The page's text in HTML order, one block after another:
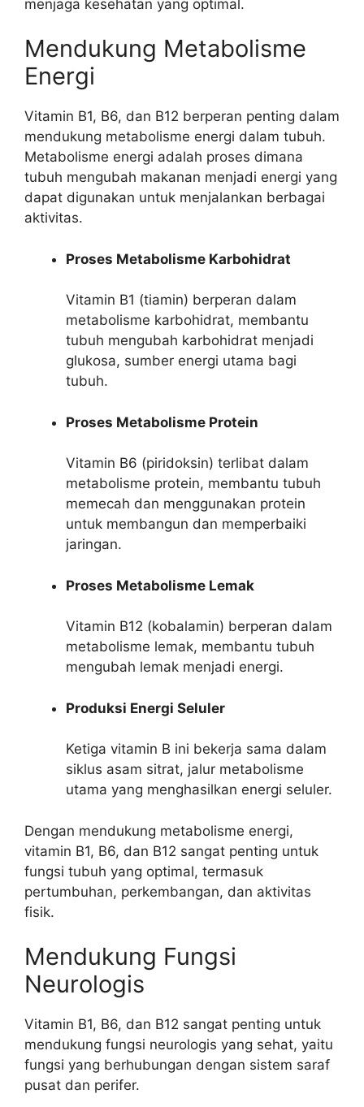
menjaga kesehatan yang optimal.
Mendukung Metabolisme
Energi
Vitamin B1, B6, dan B12 berperan penting dalam
mendukung metabolisme energi dalam tubuh.
Metabolisme energi adalah proses dimana
tubuh mengubah makanan menjadi energi yang
dapat digunakan untuk menjalankan berbagai
aktivitas.
Proses Metabolisme Karbohidrat
Vitamin B1 (tiamin) berperan dalam
metabolisme karbohidrat, membantu
tubuh mengubah karbohidrat menjadi
glukosa, sumber energi utama bagi
tubuh.
Proses Metabolisme Protein
Vitamin B6 (piridoksin) terlibat dalam
metabolisme protein, membantu tubuh
memecah dan menggunakan protein
untuk membangun dan memperbaiki
jaringan.
Proses Metabolisme Lemak
Vitamin B12 (kobalamin) berperan dalam
metabolisme lemak, membantu tubuh
mengubah lemak menjadi energi.
Produksi Energi Seluler
Ketiga vitamin B ini bekerja sama dalam
siklus asam sitrat, jalur metabolisme
utama yang menghasilkan energi seluler.
Dengan mendukung metabolisme energi,
vitamin B1, B6, dan B12 sangat penting untuk
fungsi tubuh yang optimal, termasuk
pertumbuhan, perkembangan, dan aktivitas
fisik.
Mendukung Fungsi
Neurologis
Vitamin B1, B6, dan B12 sangat penting untuk
mendukung fungsi neurologis yang sehat, yaitu
fungsi yang berhubungan dengan sistem saraf
pusat dan perifer.